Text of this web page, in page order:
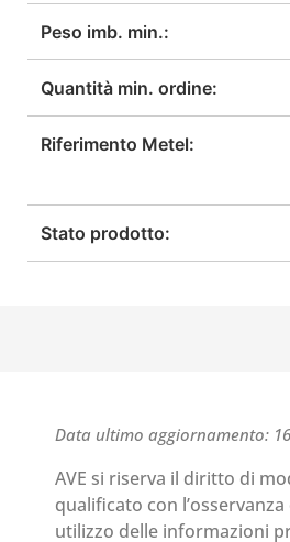
Peso imb. min.:
Quantità min. ordine:
Riferimento Metel:
Stato prodotto:
Data ultimo aggiornamento:
AVE si riserva il diritto di
qualificato con
utilizzo delle informazioni